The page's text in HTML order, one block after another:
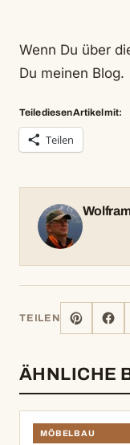
Wenn Du über
Du meinen Blog.
Teile diesen Artikel mit:
Teilen
TEILEN
PINTEREST
ÄHNLICHE
MÖBELBAU